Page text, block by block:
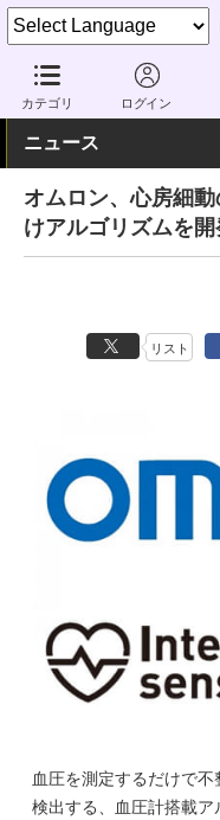
カテゴリ ログイン
家電 Watch ヘルスケア
ニュース
オムロン、心房細
けアルゴリズムを開
リスト
血圧を測定するだけで
検出する、血圧計搭載